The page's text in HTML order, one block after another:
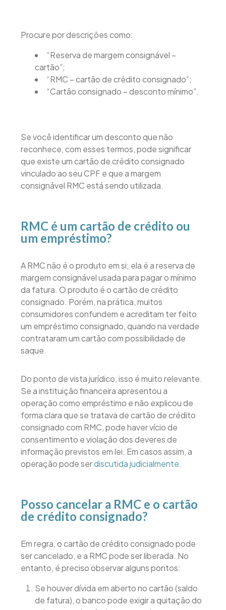
Procure por descrições como:
“Reserva de margem consignável –
cartão”;
“RMC – cartão de crédito consignado”;
“Cartão consignado – desconto mínimo”.
Se você identificar um desconto que não
reconhece, com esses termos, pode significar
que existe um cartão de crédito consignado
vinculado ao seu CPF e que a margem
consignável RMC está sendo utilizada.
RMC é um cartão de crédito ou
um empréstimo?
A RMC não é o produto em si; ela é a reserva de
margem consignável usada para pagar o mínimo
da fatura. O produto é o cartão de crédito
consignado. Porém, na prática, muitos
consumidores confundem e acreditam ter feito
um empréstimo consignado, quando na verdade
contrataram um cartão com possibilidade de
saque.
Do ponto de vista jurídico, isso é muito relevante.
Se a instituição financeira apresentou a
operação como empréstimo e não explicou de
forma clara que se tratava de cartão de crédito
consignado com RMC, pode haver vício de
consentimento e violação dos deveres de
informação previstos em lei. Em casos assim, a
operação pode serdiscutida judicialmente.
Posso cancelar a RMC e o cartão
de crédito consignado?
Em regra, o cartão de crédito consignado pode
ser cancelado, e a RMC pode ser liberada. No
entanto, é preciso observar alguns pontos:
Se houver dívida em aberto no cartão (saldo
de fatura), o banco pode exigir a quitação do